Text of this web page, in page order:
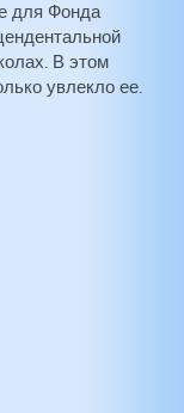
для Фонда
В этом
увлекло ее.